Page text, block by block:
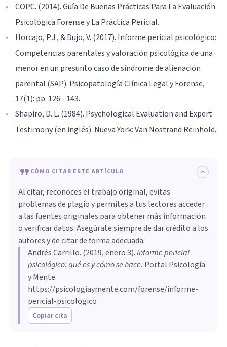
COPC. (2014). Guía De Buenas Prácticas Para La Evaluación
Psicológica Forense y La Práctica Pericial.
Horcajo, P.J., & Dujo, V. (2017). Informe pericial psicológico:
Competencias parentales y valoración psicológica de una
menor en un presunto caso de síndrome de alienación
parental (SAP). Psicopatología Clínica Legal y Forense,
17(1): pp. 126 - 143.
Shapiro, D. L. (1984). Psychological Evaluation and Expert
Testimony (en inglés). Nueva York: Van Nostrand Reinhold.
CÓMO CITAR ESTE ARTÍCULO
Al citar, reconoces el trabajo original, evitas
problemas de plagio y permites a tus lectores acceder
a las fuentes originales para obtener más información
o verificar datos. Asegúrate siempre de dar crédito a los
autores y de citar de forma adecuada.
Andrés Carrillo. (2019, enero 3).Informe pericial
psicológico: qué es y cómo se hace. Portal Psicología
y Mente.
https://psicologiaymente.com/forense/informe-
pericial-psicologico
Copiar cita